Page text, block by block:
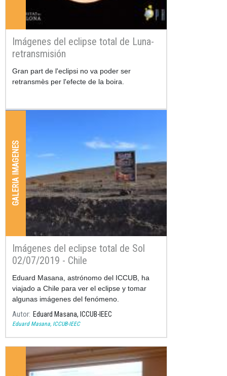
Imágenes del eclipse total de Luna-
retransmisión
Gran part de l'eclipsi no va poder ser
retransmès per l'efecte de la boira.
GALERIA IMAGENES
Imágenes del eclipse total de Sol
02/07/2019 - Chile
Eduard Masana, astrónomo del ICCUB, ha
viajado a Chile para ver el eclipse y tomar
algunas imágenes del fenómeno.
Autor Eduard Masana, ICCUB-IEEC
Eduard Masana, ICCUB-IEEC